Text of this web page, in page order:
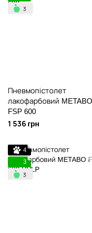
Пневмопістолет
лакофарбовий METABO
FSP 600
1 536 грн
4
3